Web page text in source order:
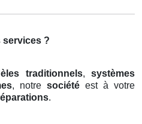
services ?
traditionnels, systèmes
, notre société est à votre
.